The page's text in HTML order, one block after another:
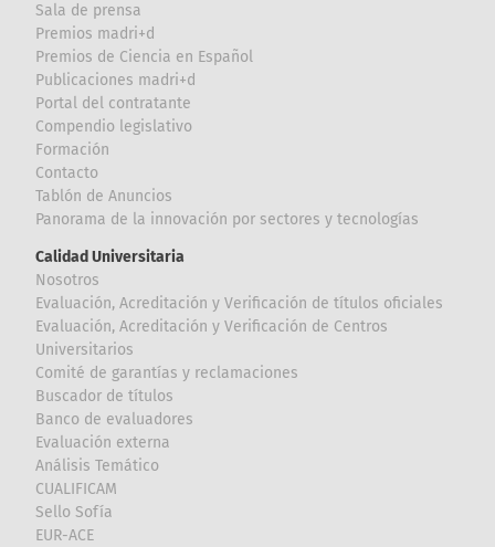
Sala de prensa
Premios madri+d
Premios de Ciencia en Español
Publicaciones madri+d
Portal del contratante
Compendio legislativo
Formación
Contacto
Tablón de Anuncios
Panorama de la innovación por sectores y tecnologías
Calidad Universitaria
Nosotros
Evaluación, Acreditación y Verificación de títulos oficiales
Evaluación, Acreditación y Verificación de Centros
Universitarios
Comité de garantías y reclamaciones
Buscador de títulos
Banco de evaluadores
Evaluación externa
Análisis Temático
CUALIFICAM
Sello Sofía
EUR-ACE